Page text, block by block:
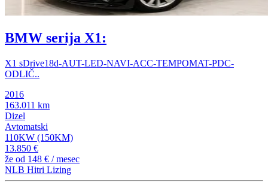
BMW serija X1:
X1 sDrive18d-AUT-LED-NAVI-ACC-TEMPOMAT-PDC-
ODLIČ..
2016
163.011 km
Dizel
Avtomatski
110KW (150KM)
13.850 €
že od 148 € / mesec
NLB Hitri Lizing